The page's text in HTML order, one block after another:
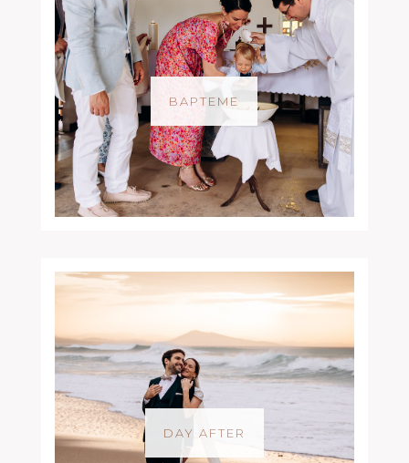
BAPTEME
DAY AFTER